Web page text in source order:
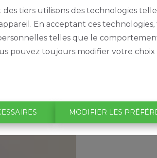
tiers utilisons des technologies
En acceptant ces technologies,
telles que le
pouvez toujours modifier votre choix
MODIFIER LES